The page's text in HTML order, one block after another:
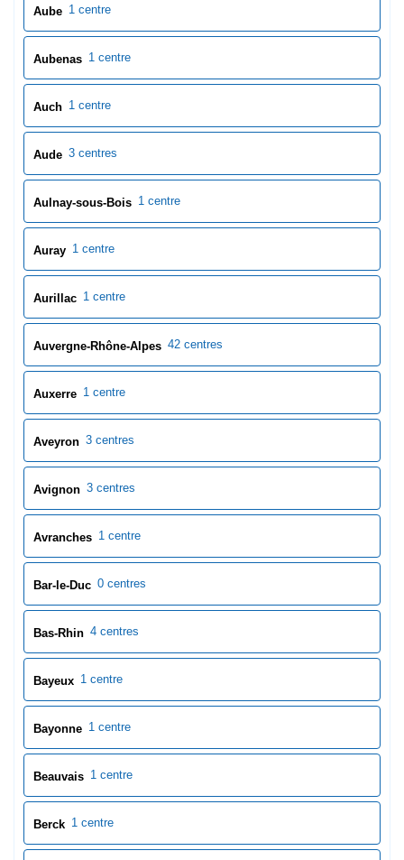
Aube 1 centre
Aubenas 1 centre
Auch 1 centre
Aude 3 centres
Aulnay-sous-Bois 1 centre
Auray 1 centre
Aurillac 1 centre
Auvergne-Rhône-Alpes 42 centres
Auxerre 1 centre
Aveyron 3 centres
Avignon 3 centres
Avranches 1 centre
Bar-le-Duc 0 centres
Bas-Rhin 4 centres
Bayeux 1 centre
Bayonne 1 centre
Beauvais 1 centre
Berck 1 centre